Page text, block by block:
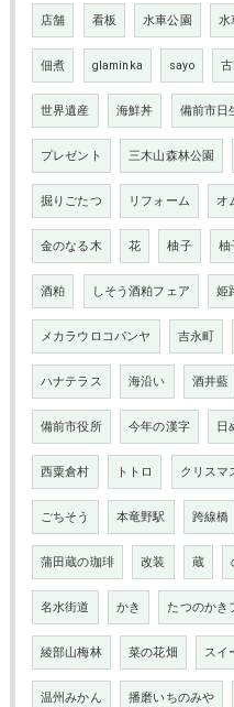
店舗 看板 水車公園 水
佃煮 glaminka sayo
世界遺産 海鮮丼 備前市日
プレゼント 三木山森林公園
掘りごたつ リフォーム オ
金のなる木 花 柚子 柚
酒粕 しそう酒粕フェア 姫
メカラウロコパンヤ 吉永町
ハナテラス 海沿い 酒井藍
備前市役所 今年の漢字 日
西粟倉村 トトロ クリスマ
ごちそう 本竜野駅 跨線橋
蒲田蔵の珈琲 改装 蔵
名水街道 かき たつのかき
綾部山梅林 菜の花畑 スイ
温州みかん 播磨いちのみや